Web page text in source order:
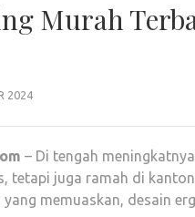
Murah
2024
– Di tengah
tetapi juga ramah di
memuaskan, desain